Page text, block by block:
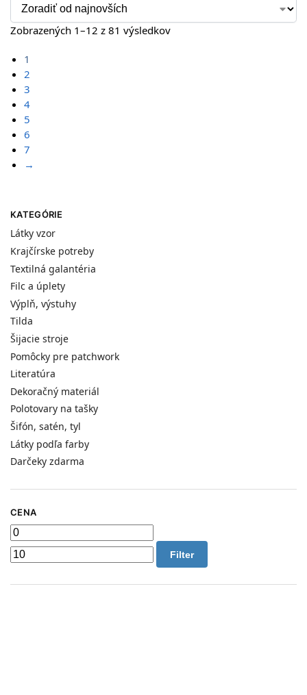
Zobrazených 1–12 z 81 výsledkov
1
2
3
4
5
6
7
→
KATEGÓRIE
Látky vzor
Krajčírske potreby
Textilná galantéria
Filc a úplety
Výplň, výstuhy
Tilda
Šijacie stroje
Pomôcky pre patchwork
Literatúra
Dekoračný materiál
Polotovary na tašky
Šifón, satén, tyl
Látky podľa farby
Darčeky zdarma
CENA
Filter